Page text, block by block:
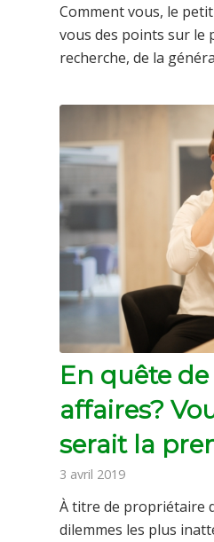
Comment vous, le
vous des points sur le
recherche, de la
En quête
affaires?
serait la
3 avril 2019
À titre de propriétaire
dilemmes les plus